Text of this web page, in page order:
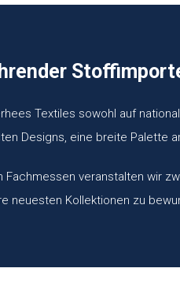
Textiles sowohl auf
Designs, eine breite Palette
Fachmessen veranstalten wir
neuesten Kollektionen zu